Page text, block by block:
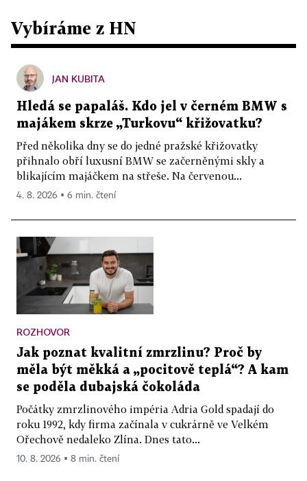
Vybíráme z HN
JAN KUBITA
Hledá se papaláš. Kdo jel v černém BMW s
majákem skrze „Turkovu“ křižovatku?
Před několika dny se do jedné pražské křižovatky
přihnalo obří luxusní BMW se začerněnými skly a
blikajícím majáčkem na střeše. Na červenou...
4. 8. 2026 ▪ 6 min. čtení
ROZHOVOR
Jak poznat kvalitní zmrzlinu? Proč by
měla být měkká a „pocitově teplá“? A kam
se poděla dubajská čokoláda
Počátky zmrzlinového impéria Adria Gold spadají do
roku 1992, kdy firma začínala v cukrárně ve Velkém
Ořechově nedaleko Zlína. Dnes tato...
10. 8. 2026 ▪ 8 min. čtení